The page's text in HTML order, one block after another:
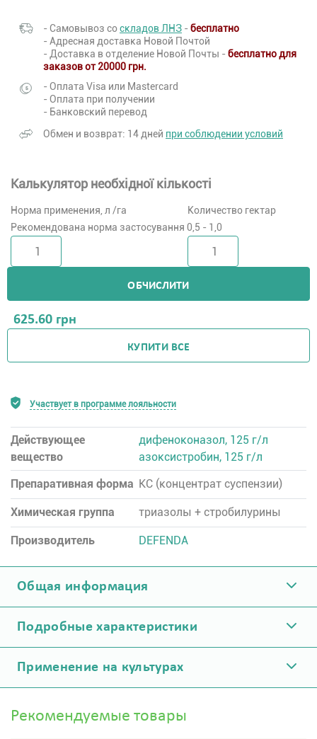
- Самовывоз соскладов ЛНЗ - бесплатно
- Адресная доставка Новой Почтой
- Доставка в отделение Новой Почты - бесплатно для
заказов от 20000 грн.
- Оплата Visa или Mastercard
- Оплата при получении
- Банковский перевод
Обмен и возврат: 14 дней при соблюдении условий
Калькулятор необхідної кількості
Норма применения, л /га
Количество гектар
Рекомендована норма застосування 0,5 - 1,0
ОБЧИСЛИТИ
625.60 грн
КУПИТИ ВСЕ
Участвует в программе лояльности
Действующее
вещество
дифеноконазол, 125 г/л
азоксистробин, 125 г/л
Препаративная форма КC (концентрат суспензии)
Химическая группа триазолы + стробилурины
Производитель DEFENDA
Общая информация
Подробные характеристики
Применение на культурах
Рекомендуемые товары